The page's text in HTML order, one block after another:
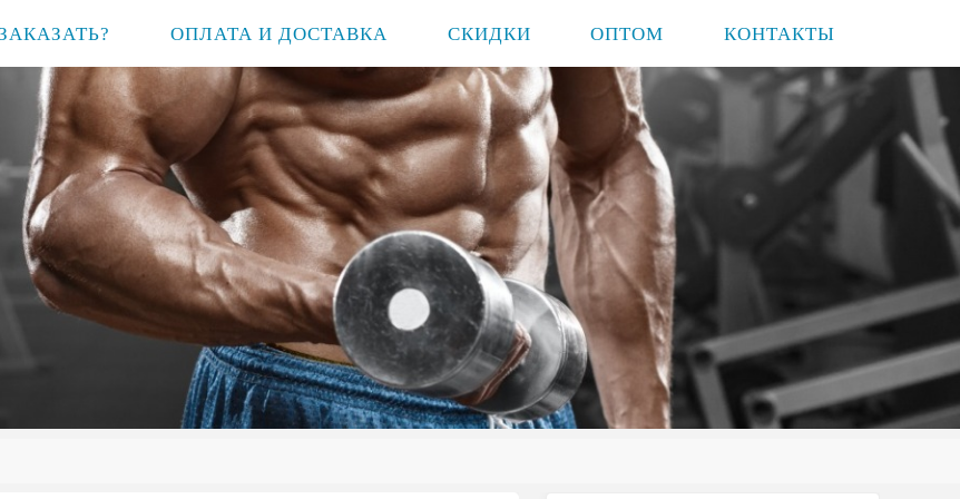
ОПЛАТА И ДОСТАВКА СКИДКИ ОПТОМ КОНТАКТЫ